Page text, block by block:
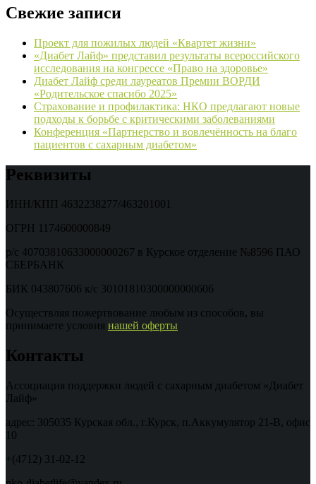
Свежие записи
Проект для пожилых людей «Квартет жизни»
«Диабет Лайф» представил результаты всероссийского
исследования на конгрессе «Право на здоровье»
Диабет Лайф среди лауреатов Премии ВОРДИ
«Родительское спасибо 2025»
Страхование и профилактика: НКО предлагают новые
подходы к борьбе с критическими заболеваниями
Конференция «Партнерство и вовлечённость на благо
пациентов с сахарным диабетом»
Реквизиты
ИНН/КПП 4632238277/463201001
ОГРН 1174600000849
р/с 40703810633000000267 в Курское отделение №8596 ПАО
СБЕРБАНК
БИК 043807606 к/с 30101810300000000606
Осуществляя пожертвование любым из способов, вы
принимаете условия нашей оферты
Контакты
Ассоциация поддержки людей с сахарным диабетом «Диабет
Лайф»
адрес: 305035 Курская обл., г.Курск, п.Аккумулятор 21-В, офис
10
+(4712) 31-02-12